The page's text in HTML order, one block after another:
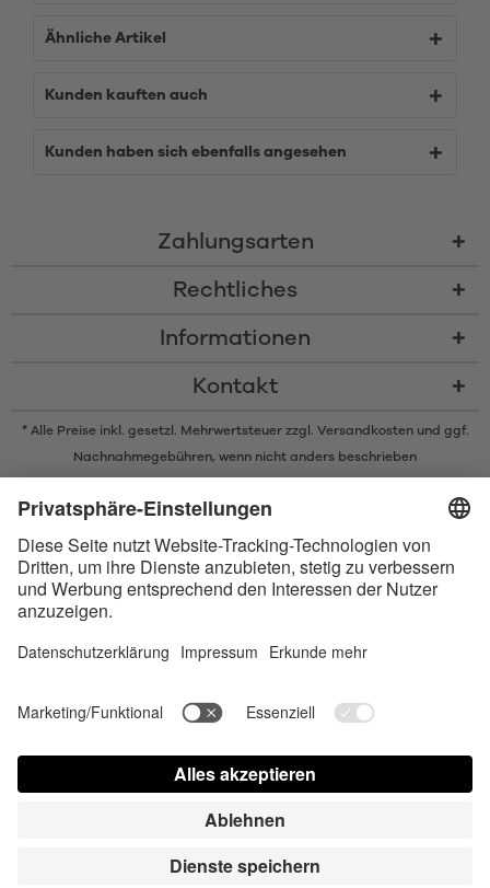
Ähnliche Artikel
Kunden kauften auch
Kunden haben sich ebenfalls angesehen
Zahlungsarten
Rechtliches
Informationen
Kontakt
* Alle Preise inkl. gesetzl. Mehrwertsteuer zzgl. Versandkostenund ggf.
Nachnahmegebühren, wenn nicht anders beschrieben
und Eigentum der Bluetooth SIG, Inc. Die Nutzung dieser Marken durch
Apple und das Apple-Logo sind eingetragene Marken von Apple Inc.
Google Play und das Google Play-Logo sind Marken von Google LLC.
Contact us today
Bedienungsanleitung Kontakt